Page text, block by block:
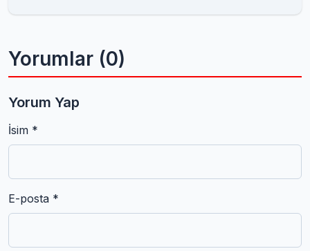
Yorumlar (0)
Yorum Yap
İsim *
E-posta *